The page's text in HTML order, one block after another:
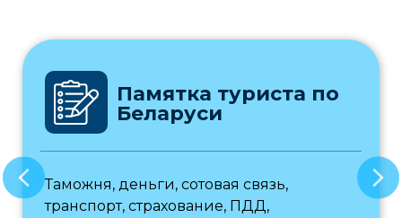
Памятка туриста по
Беларуси
Таможня, деньги, сотовая связь,
транспорт, страхование, ПДД,